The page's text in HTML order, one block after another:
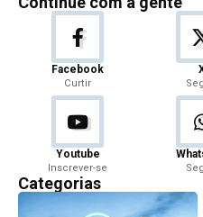
Facebook
Curtir
Youtube
Inscrever-se
Categorias